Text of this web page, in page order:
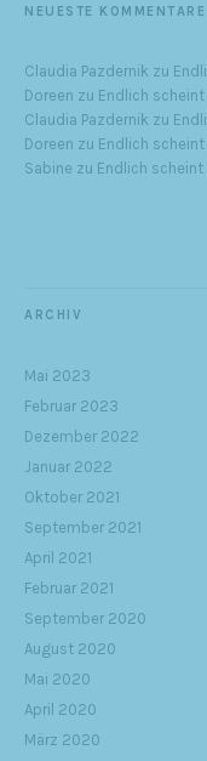
NEUESTE KOMMENTARE
Claudia Pazdernik zu
Doreen zu Endlich
Claudia Pazdernik zu
Doreen zu Endlich
Sabine zu Endlich
ARCHIV
Mai 2023
Februar 2023
Dezember 2022
Januar 2022
Oktober 2021
September 2021
April 2021
Februar 2021
September 2020
August 2020
Mai 2020
April 2020
März 2020